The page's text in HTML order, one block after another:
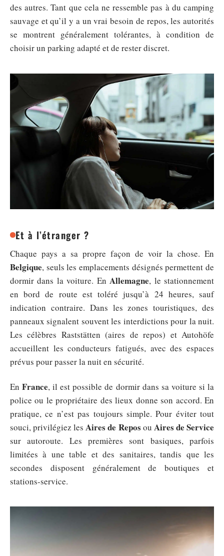
des autres. Tant que cela ne ressemble pas à du camping
sauvage et qu’il y a un vrai besoin de repos, les autorités
se montrent généralement tolérantes, à condition de
choisir un parking adapté et de rester discret.
Et à l’étranger ?
Chaque pays a sa propre façon de voir la chose. En
Belgique, seuls les emplacements désignés permettent de
dormir dans la voiture. EnAllemagne, le stationnement
en bord de route est toléré jusqu’à 24 heures, sauf
indication contraire. Dans les zones touristiques, des
panneaux signalent souvent les interdictions pour la nuit.
Les célèbres Raststätten (aires de repos) et Autohöfe
accueillent les conducteurs fatigués, avec des espaces
prévus pour passer la nuit en sécurité.
EnFrance, il est possible de dormir dans sa voiture si la
police ou le propriétaire des lieux donne son accord. En
pratique, ce n’est pas toujours simple. Pour éviter tout
souci, privilégiez lesAires de Repos ou Aires de Service
sur autoroute. Les premières sont basiques, parfois
limitées à une table et des sanitaires, tandis que les
secondes disposent généralement de boutiques et
stations-service.